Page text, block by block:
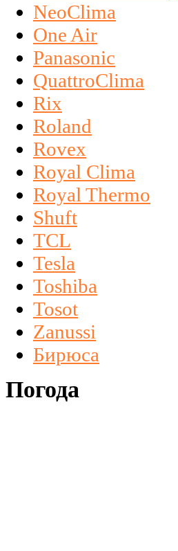
NeoClima
One Air
Panasonic
QuattroClima
Rix
Roland
Rovex
Royal Clima
Royal Thermo
Shuft
TCL
Tesla
Toshiba
Tosot
Zanussi
Бирюса
Погода